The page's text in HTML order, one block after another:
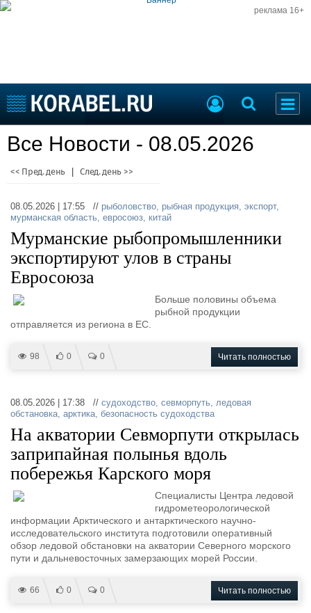
реклама 16+
Судоходство
Судоремонт
Пресс-релизы
Рыболовство
ВМФ
Образование
Яхты и катера
Еще
Судостроение
Пульс
Компании
Репутация
Работа
Реклама
Доска объявлений
Продажа флота
Оборудование
Конференции
Выставки и семинары
Личности
Словарь
Флот
Галерея флота
Отзывы
Все службы
Все Новости - 08.05.2026
<< Пред. день След. день >>
08.05.2026 | 17:55 // рыболовство, рыбная продукция, экспорт,
мурманская область, евросоюз, китай
Мурманские рыбопромышленники
экспортируют улов в страны
Евросоюза
Больше половины объема
рыбной продукции
отправляется из региона в ЕС.
98 0 0 Читать полностью
08.05.2026 | 17:38 // судоходство, севморпуть, ледовая
обстановка, арктика, безопасность судоходства
На акватории Севморпути открылась
заприпайная полынья вдоль
побережья Карского моря
Специалисты Центра ледовой
гидрометеорологической
информации Арктического и антарктического научно-
исследовательского института подготовили оперативный
обзор ледовой обстановки на акватории Северного морского
пути и дальневосточных замерзающих морей России.
66 0 0 Читать полностью